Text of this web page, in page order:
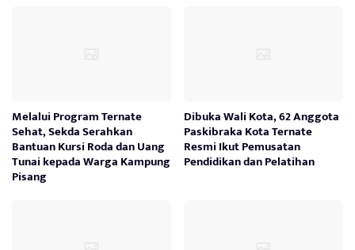
Melalui Program Ternate
Sehat, Sekda Serahkan
Bantuan Kursi Roda dan Uang
Tunai kepada Warga Kampung
Pisang
Dibuka Wali Kota, 62 Anggota
Paskibraka Kota Ternate
Resmi Ikut Pemusatan
Pendidikan dan Pelatihan